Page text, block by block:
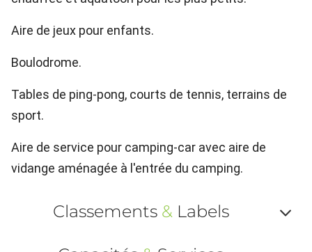
Aire de jeux pour enfants.
Boulodrome.
Tables de ping-pong, courts de tennis, terrains de
sport.
Aire de service pour camping-car avec aire de
vidange aménagée à l'entrée du camping.
Classements &Labels